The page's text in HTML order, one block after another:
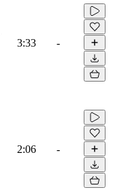
3:33 -
2:06 -